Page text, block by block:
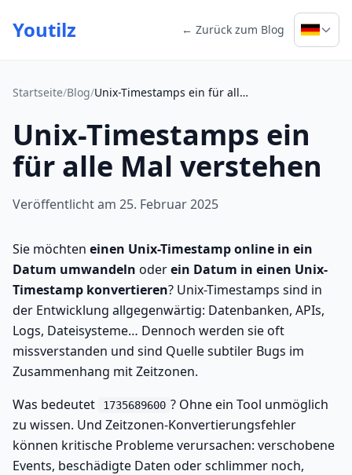
Youtilz ← Zurück zum Blog
Startseite/Blog/ Unix-Timestamps ein für alle Mal verstehen
Unix-Timestamps ein
für alle Mal verstehen
Veröffentlicht am 25. Februar 2025
Sie möchten einen Unix-Timestamp online in ein
Datum umwandeln oderein Datum in einen Unix-
Timestamp konvertieren? Unix-Timestamps sind in
der Entwicklung allgegenwärtig: Datenbanken, APIs,
Logs, Dateisysteme… Dennoch werden sie oft
missverstanden und sind Quelle subtiler Bugs im
Zusammenhang mit Zeitzonen.
Was bedeutet
1735689600 ? Ohne ein Tool unmöglich
zu wissen. Und Zeitzonen-Konvertierungsfehler
können kritische Probleme verursachen: verschobene
Events, beschädigte Daten oder schlimmer noch,